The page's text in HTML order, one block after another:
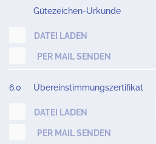
Gütezeichen-Urkunde
DATEI LADEN
PER MAIL SENDEN
6.0 Übereinstimmungszertifikat
DATEI LADEN
PER MAIL SENDEN